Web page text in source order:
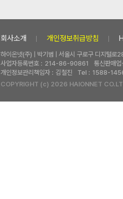
회사소개 개인정보취급방침
하이온넷(주) | 박기범 | 서울시 구로구 디지털
사업자등록번호 : 214-86-90861
통신판매
개인정보관리책임자 : 김철진 Tel : 1588-
COPYRIGHT (c) 2026 HAIONNET